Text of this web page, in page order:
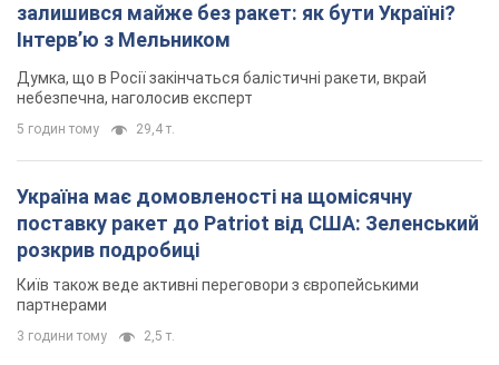
залишився майже без ракет: як бути Україні?
Інтерв’ю з Мельником
Думка, що в Росії закінчаться балістичні ракети, вкрай
небезпечна, наголосив експерт
5 годин тому 29,4 т.
Україна має домовленості на щомісячну
поставку ракет до Patriot від США: Зеленський
розкрив подробиці
Київ також веде активні переговори з європейськими
партнерами
3 години тому 2,5 т.